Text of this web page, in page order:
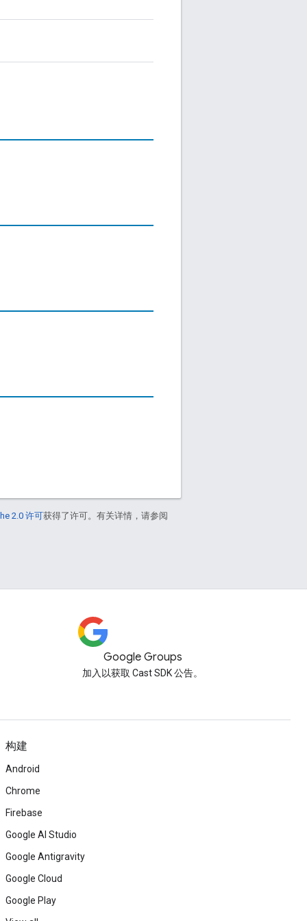
2.0 许可获得了许可。有关详情，请参阅
Google Groups
加入以获取 Cast SDK 公告。
构建
Android
Chrome
Firebase
Google AI Studio
Google Antigravity
Google Cloud
Google Play